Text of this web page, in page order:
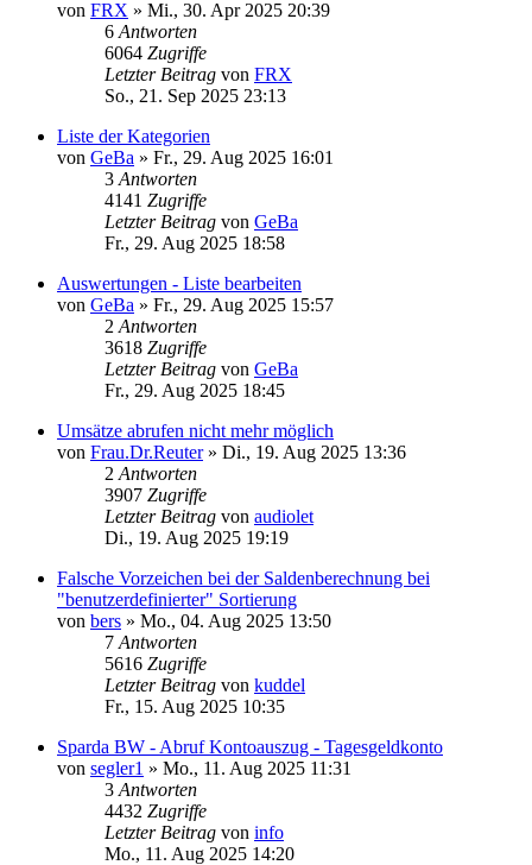
von FRX » Mi., 30. Apr 2025 20:39
6 Antworten
6064 Zugriffe
Letzter Beitrag von FRX
So., 21. Sep 2025 23:13
Liste der Kategorien
von GeBa » Fr., 29. Aug 2025 16:01
3 Antworten
4141 Zugriffe
Letzter Beitrag von GeBa
Fr., 29. Aug 2025 18:58
Auswertungen - Liste bearbeiten
von GeBa » Fr., 29. Aug 2025 15:57
2 Antworten
3618 Zugriffe
Letzter Beitrag von GeBa
Fr., 29. Aug 2025 18:45
Umsätze abrufen nicht mehr möglich
von Frau.Dr.Reuter» Di., 19. Aug 2025 13:36
2 Antworten
3907 Zugriffe
Letzter Beitrag von audiolet
Di., 19. Aug 2025 19:19
Falsche Vorzeichen bei der Saldenberechnung bei
"benutzerdefinierter" Sortierung
von bers » Mo., 04. Aug 2025 13:50
7 Antworten
5616 Zugriffe
Letzter Beitrag von kuddel
Fr., 15. Aug 2025 10:35
Sparda BW - Abruf Kontoauszug - Tagesgeldkonto
von segler1 » Mo., 11. Aug 2025 11:31
3 Antworten
4432 Zugriffe
Letzter Beitrag von info
Mo., 11. Aug 2025 14:20